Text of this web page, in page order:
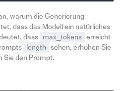
warum die Generierung
dass das Modell ein natürliches
dass max_tokens
erreicht
length
sehen, erhöhen Sie
Sie den Prompt.